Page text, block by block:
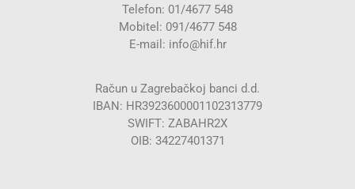
Telefon: 01/4677 548
Mobitel: 091/4677 548
E-mail: info@hif.hr
Račun u Zagrebačkoj banci d.d.
IBAN: HR3923600001102313779
SWIFT: ZABAHR2X
OIB: 34227401371